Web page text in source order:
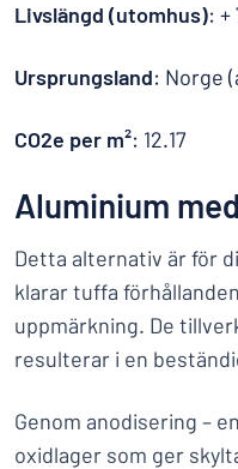
Livslängd (utomhus): +
Ursprungsland: Norge
CO2e per m²: 12.17
Aluminium
Detta alternativ är för
klarar tuffa
uppmärkning. De
resulterar i en
Genom anodisering –
oxidlager som ger